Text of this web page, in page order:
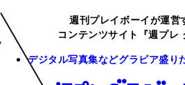
週刊プレイボーイが運営
コンテンツサイト『週プレ
デジタル写真集などグラビア盛り